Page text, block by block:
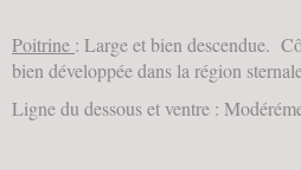
Poitrine : Large et bien descendue.
bien développée dans la région
Ligne du dessous et ventre :